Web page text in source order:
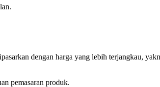
dengan harga yang lebih terjangkau,
pemasaran produk.